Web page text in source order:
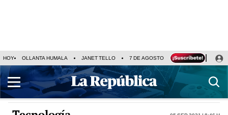
HOY OLLANTA HUMALA JANET TELLO 7 DE AGOSTO TINKA RESULTADOS